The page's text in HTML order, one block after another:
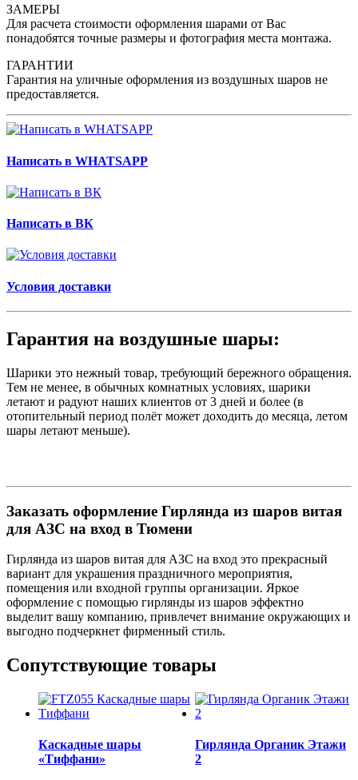
ЗАМЕРЫ
Для расчета стоимости оформления шарами от Вас
понадобятся точные размеры и фотография места монтажа.
ГАРАНТИИ
Гарантия на уличные оформления из воздушных шаров не
предоставляется.
Написать в WHATSAPP
Написать в ВК
Условия доставки
Гарантия на воздушные шары:
Шарики это нежный товар, требующий бережного обращения.
Тем не менее, в обычных комнатных условиях, шарики
летают и радуют наших клиентов от 3 дней и более (в
отопительный период полёт может доходить до месяца, летом
шары летают меньше).
Заказать оформление Гирлянда из шаров витая
для АЗС на вход в Тюмени
Гирлянда из шаров витая для АЗС на вход это прекрасный
вариант для украшения праздничного мероприятия,
помещения или входной группы организации. Яркое
оформление с помощью гирлянды из шаров эффектно
выделит вашу компанию, привлечет внимание окружающих и
выгодно подчеркнет фирменный стиль.
Сопутствующие товары
Каскадные шары
«Тиффани»
Гирлянда Органик Этажи
2